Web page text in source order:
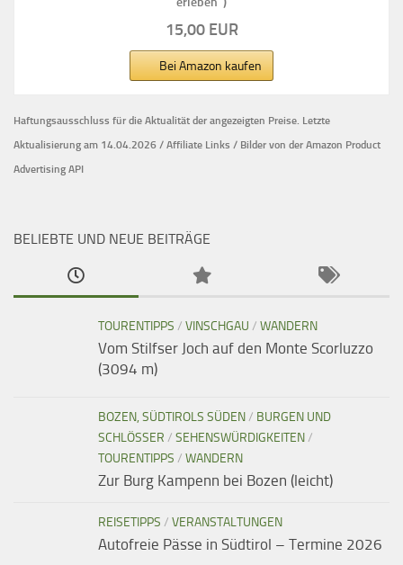
15,00 EUR
Bei Amazon kaufen
Haftungsausschluss für die Aktualität der angezeigten Preise. Letzte
Aktualisierung am 14.04.2026 / Affiliate Links / Bilder von der Amazon Product
Advertising API
BELIEBTE UND NEUE BEITRÄGE
TOURENTIPPS / VINSCHGAU / WANDERN
Vom Stilfser Joch auf den Monte Scorluzzo
(3094 m)
BOZEN, SÜDTIROLS SÜDEN/ BURGEN UND
SCHLÖSSER / SEHENSWÜRDIGKEITEN/
TOURENTIPPS / WANDERN
Zur Burg Kampenn bei Bozen (leicht)
REISETIPPS / VERANSTALTUNGEN
Autofreie Pässe in Südtirol – Termine 2026